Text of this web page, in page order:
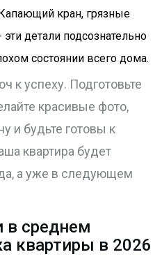
Капающий кран, грязные
детали подсознательно
состоянии всего дома.
к успеху. Подготовьте
красивые фото,
и будьте готовы к
квартира будет
а уже в следующем
в среднем
квартиры в 2026